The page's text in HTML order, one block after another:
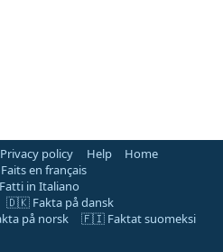
Privacy policy Help
Home
en français
in Italiano
🇩🇰 Fakta på dansk
på norsk
🇫🇮 Faktat suomeksi